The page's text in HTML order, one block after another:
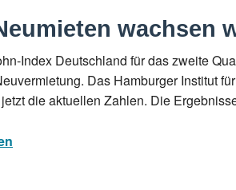
wachsen
Index Deutschland für das zweite
Das Hamburger Institut
die aktuellen Zahlen. Die